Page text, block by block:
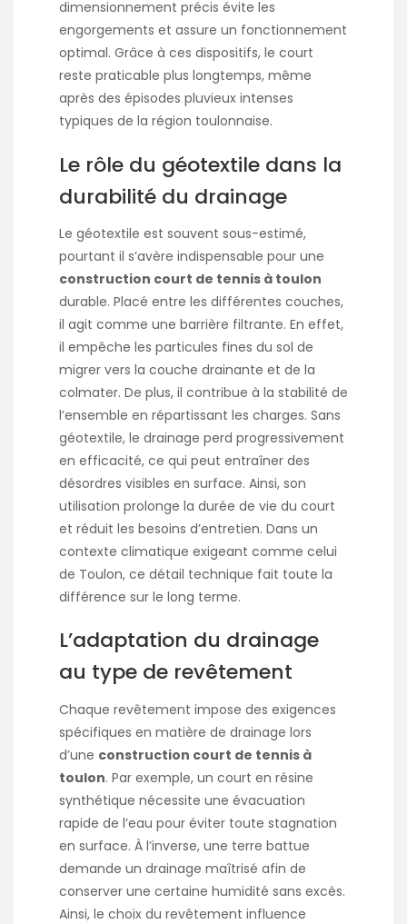
dimensionnement précis évite les
engorgements et assure un fonctionnement
optimal. Grâce à ces dispositifs, le court
reste praticable plus longtemps, même
après des épisodes pluvieux intenses
typiques de la région toulonnaise.
Le rôle du géotextile dans la
durabilité du drainage
Le géotextile est souvent sous-estimé,
pourtant il s’avère indispensable pour une
construction court de tennis à toulon
durable. Placé entre les différentes couches,
il agit comme une barrière filtrante. En effet,
il empêche les particules fines du sol de
migrer vers la couche drainante et de la
colmater. De plus, il contribue à la stabilité de
l’ensemble en répartissant les charges. Sans
géotextile, le drainage perd progressivement
en efficacité, ce qui peut entraîner des
désordres visibles en surface. Ainsi, son
utilisation prolonge la durée de vie du court
et réduit les besoins d’entretien. Dans un
contexte climatique exigeant comme celui
de Toulon, ce détail technique fait toute la
différence sur le long terme.
L’adaptation du drainage
au type de revêtement
Chaque revêtement impose des exigences
spécifiques en matière de drainage lors
d’une construction court de tennis à
toulon. Par exemple, un court en résine
synthétique nécessite une évacuation
rapide de l’eau pour éviter toute stagnation
en surface. À l’inverse, une terre battue
demande un drainage maîtrisé afin de
conserver une certaine humidité sans excès.
Ainsi, le choix du revêtement influence